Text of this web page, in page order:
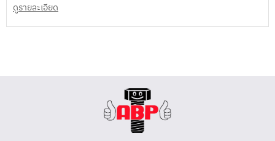
ดูรายละเอียด